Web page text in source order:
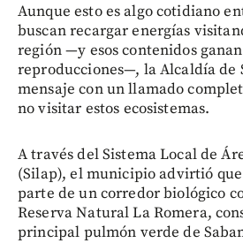
Aunque esto es algo cotidiano
buscan recargar energías
región —y esos contenidos
reproducciones—, la Alcaldía de
mensaje con un llamado
no visitar estos ecosistemas.
A través del Sistema Local de
(Silap), el municipio advirtió que
parte de un corredor biológico
Reserva Natural La Romera,
principal pulmón verde de